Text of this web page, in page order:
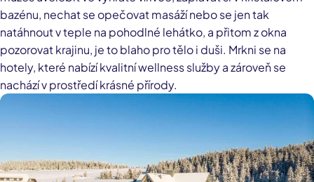
bazénu, nechat se opečovat masáží nebo se jen tak
natáhnout v teple na pohodlné lehátko, a přitom z okna
pozorovat krajinu, je to blaho pro tělo i duši. Mrkni se na
hotely, které nabízí kvalitní wellness služby a zároveň se
nachází v prostředí krásné přírody.